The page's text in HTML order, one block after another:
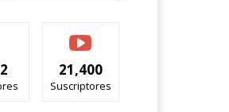
21,400
Suscriptores